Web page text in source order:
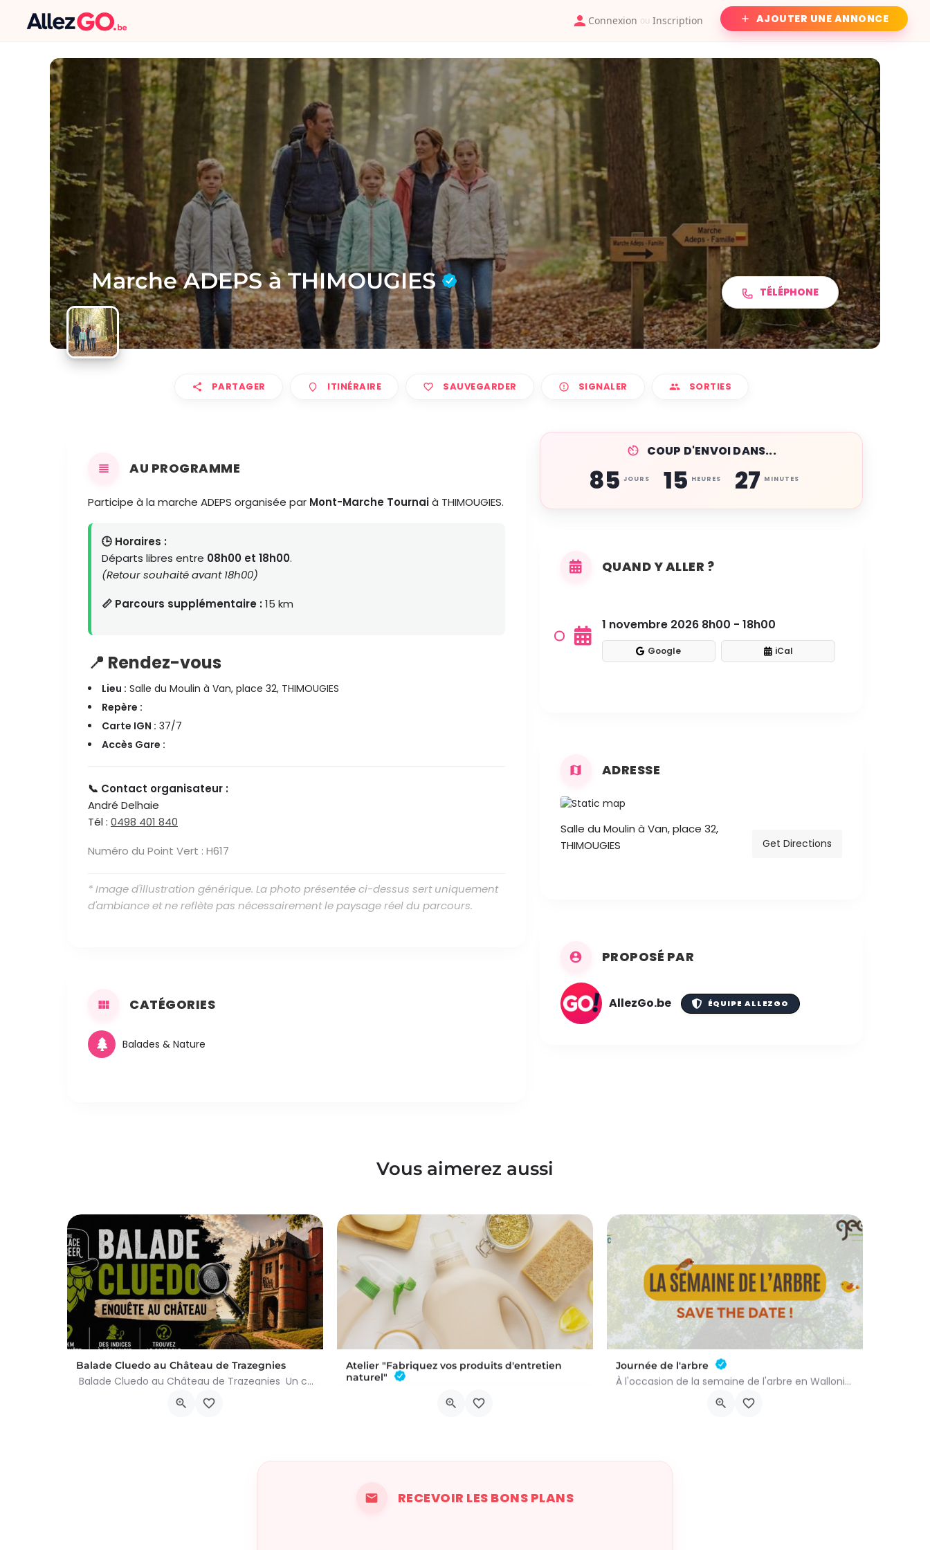
Connexion ou Inscription AJOUTER UNE ANNONCE
Marche ADEPS à THIMOUGIES TÉLÉPHONE
PARTAGER ITINÉRAIRE SAUVEGARDER SIGNALER SORTIES
AU PROGRAMME
Participe à la marche ADEPS organisée par Mont-Marche Tournaià THIMOUGIES.
🕒 Horaires :
Départs libres entre 08h00 et 18h00.
(Retour souhaité avant 18h00)
📏 Parcours supplémentaire :15 km
📍 Rendez-vous
Lieu : Salle du Moulin à Van, place 32, THIMOUGIES
Repère :
Carte IGN : 37/7
Accès Gare :
📞 Contact organisateur :
André Delhaie
Tél : 0498 401 840
Numéro du Point Vert : H617
* Image d'illustration générique. La photo présentée ci-dessus sert uniquement
d'ambiance et ne reflète pas nécessairement le paysage réel du parcours.
CATÉGORIES
Balades & Nature
COUP D'ENVOI DANS...
85 JOURS 15 HEURES 27 MINUTES
QUAND Y ALLER ?
1 novembre 2026 8h00 - 18h00
Google iCal
ADRESSE
Salle du Moulin à Van, place 32,
THIMOUGIES
Get Directions
PROPOSÉ PAR
AllezGo.be ÉQUIPE ALLEZGO
Vous aimerez aussi
Balade Cluedo au Château de Trazegnies
Balade Cluedo au Château de Trazegnies Un crime a été commis au Château de Trazegnies… À vous de résoudre…
Place Albert Ier, Courcelles
Atelier "Fabriquez vos produits d'entretien
naturel"
Journée de l'arbre
À l'occasion de la semaine de l'arbre en Wallonie, nous vous proposons l'annuelle distribution gratuite des…
RECEVOIR LES BONS PLANS